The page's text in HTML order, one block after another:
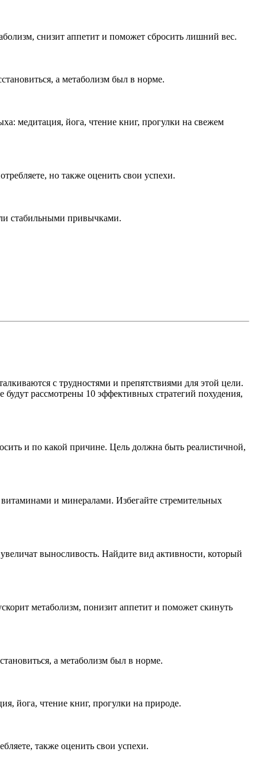
снизит аппетит и поможет сбросить лишний вес.
а метаболизм был в норме.
медитация, йога, чтение книг, прогулки на свежем
но также оценить свои успехи.
стабильными привычками.
с трудностями и препятствиями для этой цели.
рассмотрены 10 эффективных стратегий похудения,
и по какой причине. Цель должна быть реалистичной,
и минералами. Избегайте стремительных
выносливость. Найдите вид активности, который
метаболизм, понизит аппетит и поможет скинуть
а метаболизм был в норме.
йога, чтение книг, прогулки на природе.
также оценить свои успехи.